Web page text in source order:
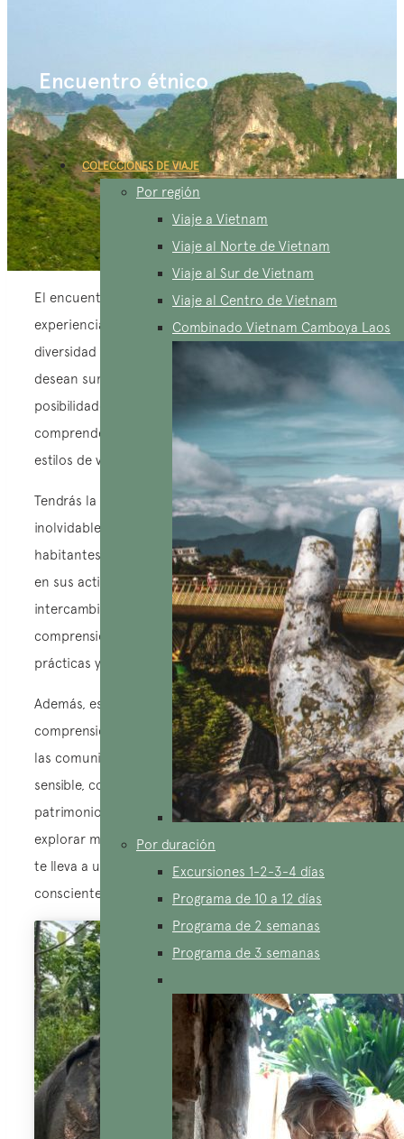
COLECCIONES DE VIAJE
Por región
Viaje a Vietnam
Viaje al Norte de Vietnam
Viaje al Sur de Vietnam
Viaje al Centro de Vietnam
Combinado Vietnam Camboya Laos
Por duración
Excursiones 1-2-3-4 días
Programa de 10 a 12 días
Programa de 2 semanas
Programa de 3 semanas
Encuentro étnico
El encuentro étnico durante tus viajes es una
experiencia enriquecedora que te permite explorar la
diversidad cultural del mundo. Para los viajeros que
desean sumergirse en culturas diferentes, las
posibilidades son infinitas. Ofrece la oportunidad de
comprender y apreciar las tradiciones, costumbres y
estilos de vida únicos de las comunidades locales.
Tendrás la oportunidad de vivir momentos
inolvidables, aprendiendo directamente de los
habitantes, compartiendo sus comidas y participando
en sus actividades diarias. Esto no solo permite un
intercambio cultural auténtico, sino también una
comprensión más profunda y respetuosa de sus
prácticas y creencias.
Además, este enfoque fomenta el respeto y la
comprensión interculturales. Al comprometerte con
las comunidades locales de manera responsable y
sensible, contribuyes a la preservación de su
patrimonio cultural y a la economía local. Tu deseo de
explorar más allá de las típicas atracciones turísticas
te lleva a una forma de viajar más significativa, ética y
consciente del impacto en las culturas que visitas.